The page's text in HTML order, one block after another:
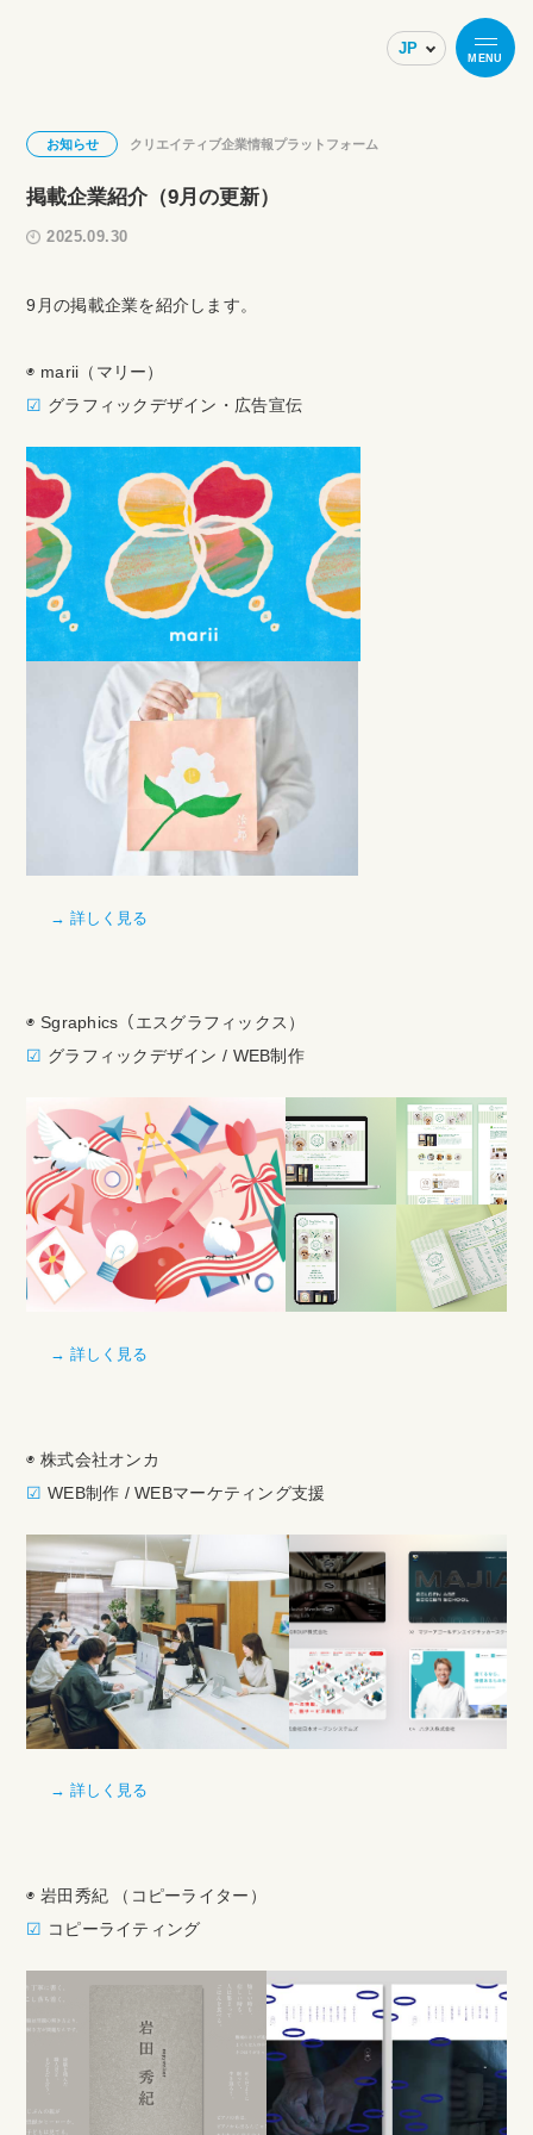
MENU
お知らせ クリエイティブ企業情報プラットフォーム
掲載企業紹介（9月の更新）
2025.09.30
9月の掲載企業を紹介します。
◉ marii（マリー）
☑︎ グラフィックデザイン・広告宣伝
→ 詳しく見る
◉ Sgraphics（エスグラフィックス）
☑︎ グラフィックデザイン / WEB制作
→ 詳しく見る
◉ 株式会社オンカ
☑︎ WEB制作 / WEBマーケティング支援
→ 詳しく見る
◉ 岩田秀紀 （コピーライター）
☑︎ コピーライティング